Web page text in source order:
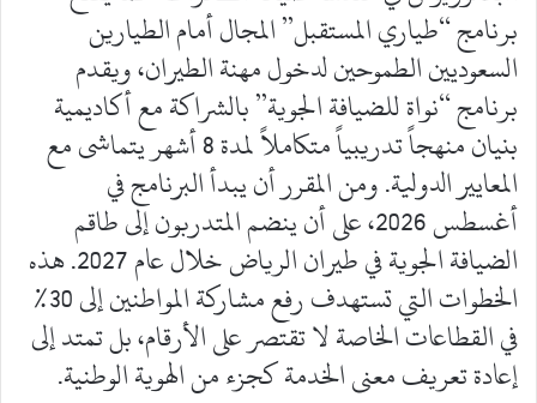
برنامج “طياري المستقبل” المجال أمام الطيارين
السعوديين الطموحين لدخول مهنة الطيران، ويقدم
برنامج “نواة للضيافة الجوية” بالشراكة مع أكاديمية
بنيان منهجاً تدريبياً متكاملاً لمدة 8 أشهر يتماشى مع
المعايير الدولية. ومن المقرر أن يبدأ البرنامج في
أغسطس 2026، على أن ينضم المتدربون إلى طاقم
الضيافة الجوية في طيران الرياض خلال عام 2027. هذه
الخطوات التي تستهدف رفع مشاركة المواطنين إلى 30%
في القطاعات الخاصة لا تقتصر على الأرقام، بل تمتد إلى
إعادة تعريف معنى الخدمة كجزء من الهوية الوطنية.